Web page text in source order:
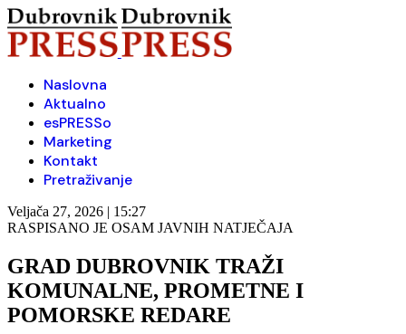
Naslovna
Aktualno
esPRESSo
Marketing
Kontakt
Pretraživanje
Veljača 27, 2026 | 15:27
RASPISANO JE OSAM JAVNIH NATJEČAJA
GRAD DUBROVNIK TRAŽI
KOMUNALNE, PROMETNE I
POMORSKE REDARE